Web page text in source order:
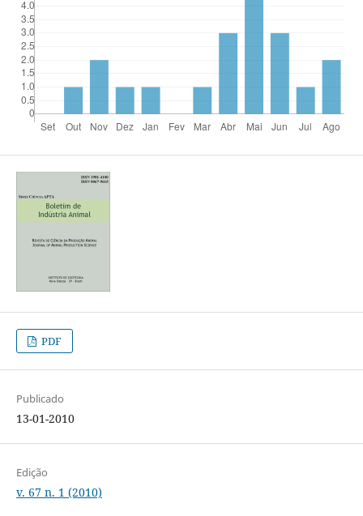
PDF
Publicado
13-01-2010
Edição
v. 67 n. 1 (2010)